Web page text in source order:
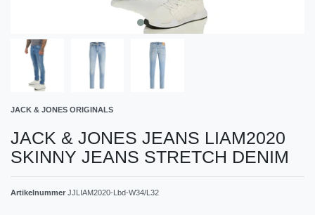
JACK & JONES ORIGINALS
JACK & JONES JEANS LIAM2020
SKINNY JEANS STRETCH DENIM
Artikelnummer JJLIAM2020-Lbd-W34/L32